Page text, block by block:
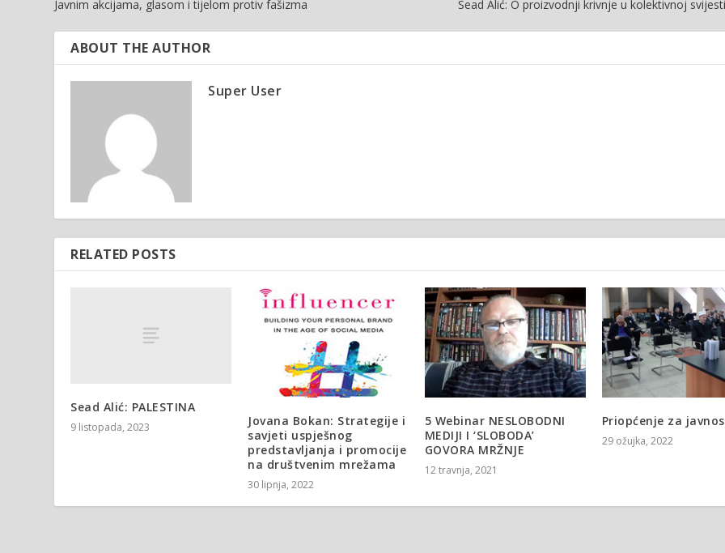
Javnim akcijama, glasom i tijelom protiv fašizma Sead Alić: O proizvodnji krivnje u kolektivnoj
ABOUT THE AUTHOR
Super User
RELATED POSTS
Sead Alić: PALESTINA
9 listopada, 2023
Jovana Bokan: Strategije i
savjeti uspješnog
predstavljanja i promocije
na društvenim mrežama
30 lipnja, 2022
5 Webinar NESLOBODNI
MEDIJI I ‘SLOBODA’
GOVORA MRŽNJE
12 travnja, 2021
Priopćenje za
29 ožujka, 2022